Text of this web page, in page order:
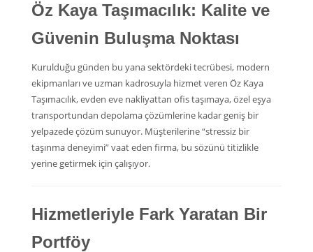
Öz Kaya Taşımacılık: Kalite ve
Güvenin Buluşma Noktası
Kurulduğu günden bu yana sektördeki tecrübesi, modern
ekipmanları ve uzman kadrosuyla hizmet veren Öz Kaya
Taşımacılık, evden eve nakliyattan ofis taşımaya, özel eşya
transportundan depolama çözümlerine kadar geniş bir
yelpazede çözüm sunuyor. Müşterilerine “stressiz bir
taşınma deneyimi” vaat eden firma, bu sözünü titizlikle
yerine getirmek için çalışıyor.
Hizmetleriyle Fark Yaratan Bir
Portföy